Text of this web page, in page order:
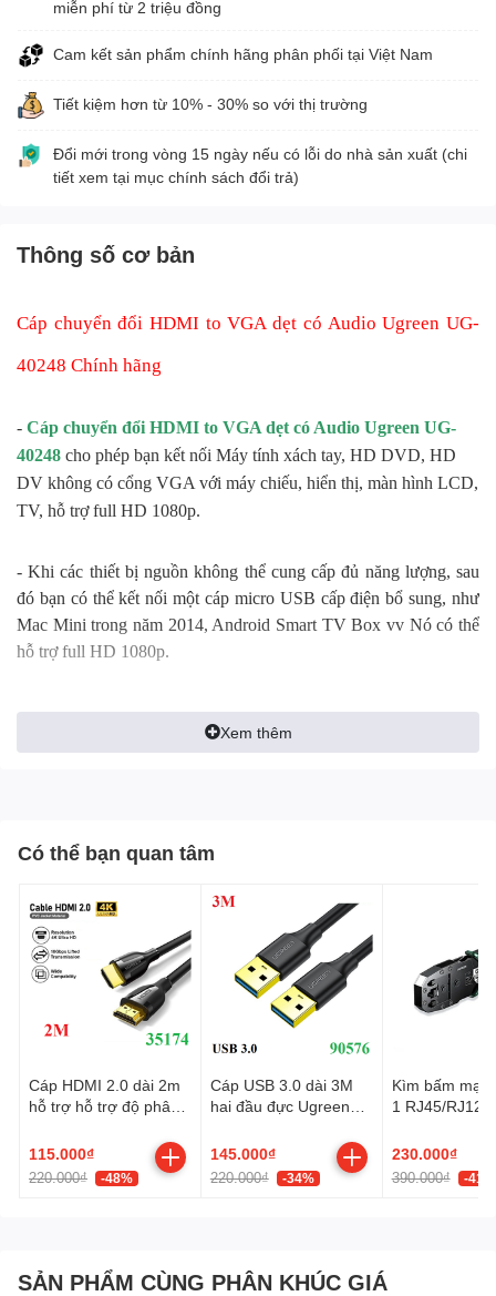
miễn phí từ 2 triệu đồng
Cam kết sản phẩm chính hãng phân phối tại Việt Nam
Tiết kiệm hơn từ 10% - 30% so với thị trường
Đổi mới trong vòng 15 ngày nếu có lỗi do nhà sản xuất (chi
tiết xem tại mục chính sách đổi trả)
Thông số cơ bản
Cáp chuyển đổi HDMI to VGA dẹt có Audio Ugreen UG-
40248 Chính hãng
- Cáp chuyển đổi HDMI to VGA dẹt có Audio Ugreen UG-
40248 cho phép bạn kết nối Máy tính xách tay, HD DVD, HD
DV không có cổng VGA với máy chiếu, hiển thị, màn hình LCD,
TV, hỗ trợ full HD 1080p.
- Khi các thiết bị nguồn không thể cung cấp đủ năng lượng, sau
đó bạn có thể kết nối một cáp micro USB cấp điện bổ sung, như
Mac Mini trong năm 2014, Android Smart TV Box vv Nó có thể
hỗ trợ full HD 1080p.
Model:UG-40248
- Đầu ra: VGA & Audio 3.5mm Âm;
- Hỗ trợ đầu ra video VGA: 1920 * 1080 @ 60Hz (Max);
- Thiết kế vỏ nhôm thanh lịch;
- Cấp điện qua cổng Micro USB;
- Chiều dài cáp: 16cm.
Xem thêm
Có thể bạn quan tâm
Cáp HDMI 2.0 dài 2m
hỗ trợ hỗ trợ độ phân
35174 cao cấp
115.000₫
220.000₫ -48%
Cáp USB 3.0 dài 3M
hai đầu đực Ugreen
145.000₫
220.000₫ -34%
Kìm bấm
1 RJ45/RJ12/
Ugreen 35971
230.000₫
390.000₫ -41%
SẢN PHẨM CÙNG PHÂN KHÚC GIÁ